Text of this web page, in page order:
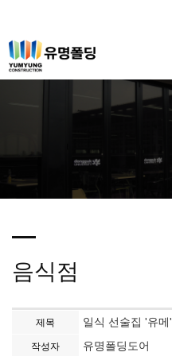
음식점
제목 일식 선술집 '유메'
작성자 유명폴딩도어